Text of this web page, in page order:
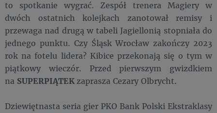
to spotkanie wygrać. Zespół trenera Magiery w
dwóch ostatnich kolejkach zanotował remisy i
przewaga nad drugą w tabeli Jagiellonią stopniała do
jednego punktu. Czy Śląsk Wrocław zakończy 2023
rok na fotelu lidera? Kibice przekonają się o tym w
piątkowy wieczór. Przed pierwszym gwizdkiem
na SUPERPIĄTEK zaprasza Cezary Olbrycht.
Dziewiętnasta seria gier PKO Bank Polski Ekstraklasy